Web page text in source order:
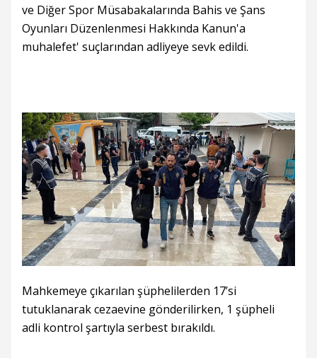
ve Diğer Spor Müsabakalarında Bahis ve Şans
Oyunları Düzenlenmesi Hakkında Kanun'a
muhalefet' suçlarından adliyeye sevk edildi.
Mahkemeye çıkarılan şüphelilerden 17’si
tutuklanarak cezaevine gönderilirken, 1 şüpheli
adli kontrol şartıyla serbest bırakıldı.